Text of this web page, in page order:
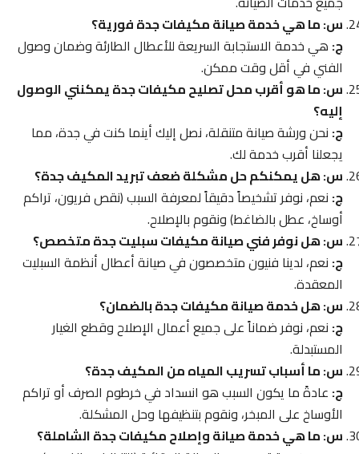
س: ما هي خدمة صيانة مكيفات جدة فورية؟
ج: هي خدمة الاستجابة السريعة للأعطال الطارئة وضمان وصول
الفني في أقل وقت ممكن.
س: ما هو أقرب محل تصليح مكيفات جدة يمكنني الوصول
إليه؟
ج: نحن ورشة صيانة متنقلة، نصل إليك أينما كنت في جدة، مما
يجعلنا أقرب خدمة لك.
س: هل يمكنكم حل مشكلة ضعف تبريد المكيف جدة؟
ج: نعم، نوفر تشخيصاً دقيقاً لمعرفة السبب (نقص فريون، تراكم
أوساخ، عطل بالضاغط) ونقوم بالإصلاح.
س: هل نوفر فني صيانة مكيفات سبليت جدة متخصص؟
ج: نعم، لدينا فنيون متخصصون في صيانة أعطال أنظمة السبليت
المعقدة.
س: هل خدمة صيانة مكيفات جدة بالضمان؟
ج: نعم، نوفر ضماناً على جميع أعمال الإصلاح وقطع الغيار
المستبدلة.
س: ما أسباب تسريب المياه من المكيف جدة؟
ج: عادةً ما يكون السبب هو انسداد في خرطوم الصرف أو تراكم
الأوساخ على المبخر، ونقوم بتنظيفها وحل المشكلة.
س: ما هي خدمة صيانة وإصلاح مكيفات جدة الشاملة؟